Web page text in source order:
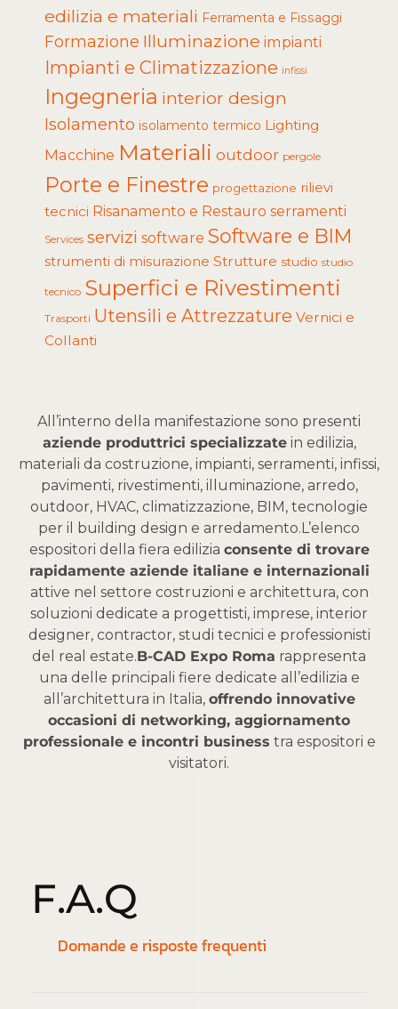
edilizia e materiali Ferramenta e Fissaggi
Formazione Illuminazione impianti
Impianti e Climatizzazione infissi
Ingegneria interior design
Isolamento isolamento termico Lighting
Macchine Materiali outdoor pergole
Porte e Finestre progettazione rilievi
tecnici Risanamento e Restauro serramenti
Services servizi software Software e BIM
strumenti di misurazione Strutture studio studio
tecnico Superfici e Rivestimenti
Trasporti Utensili e Attrezzature Vernici e
Collanti
All’interno della manifestazione sono presenti
aziende produttrici specializzatein edilizia,
materiali da costruzione, impianti, serramenti, infissi,
pavimenti, rivestimenti, illuminazione, arredo,
outdoor, HVAC, climatizzazione, BIM, tecnologie
per il building design e arredamento. L’elenco
espositori della fiera edilizia consente di trovare
rapidamente aziende italiane e internazionali
attive nel settore costruzioni e architettura, con
soluzioni dedicate a progettisti, imprese, interior
designer, contractor, studi tecnici e professionisti
del real estate.B-CAD Expo Roma rappresenta
una delle principali fiere dedicate all’edilizia e
all’architettura in Italia, offrendo innovative
occasioni di networking, aggiornamento
professionale e incontri business tra espositori e
visitatori.
F.A.Q
Domande e risposte frequenti